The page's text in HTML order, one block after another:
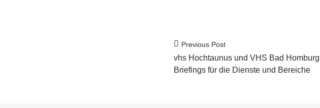
Previous Post
vhs Hochtaunus und VHS Bad Homburg |
Briefings für die Dienste und Bereiche